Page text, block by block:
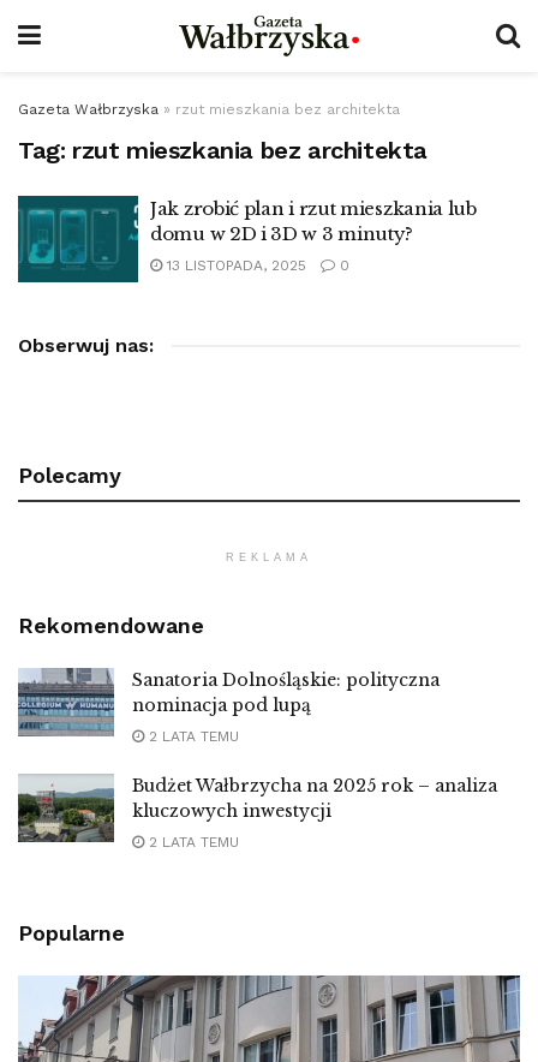
Gazeta Wałbrzyska » rzut mieszkania bez architekta
Tag: rzut mieszkania bez architekta
Jak zrobić plan i rzut mieszkania lub
domu w 2D i 3D w 3 minuty?
13 LISTOPADA, 2025 0
Obserwuj nas:
Polecamy
REKLAMA
Rekomendowane
Sanatoria Dolnośląskie: polityczna
nominacja pod lupą
2 LATA TEMU
Budżet Wałbrzycha na 2025 rok – analiza
kluczowych inwestycji
2 LATA TEMU
Popularne